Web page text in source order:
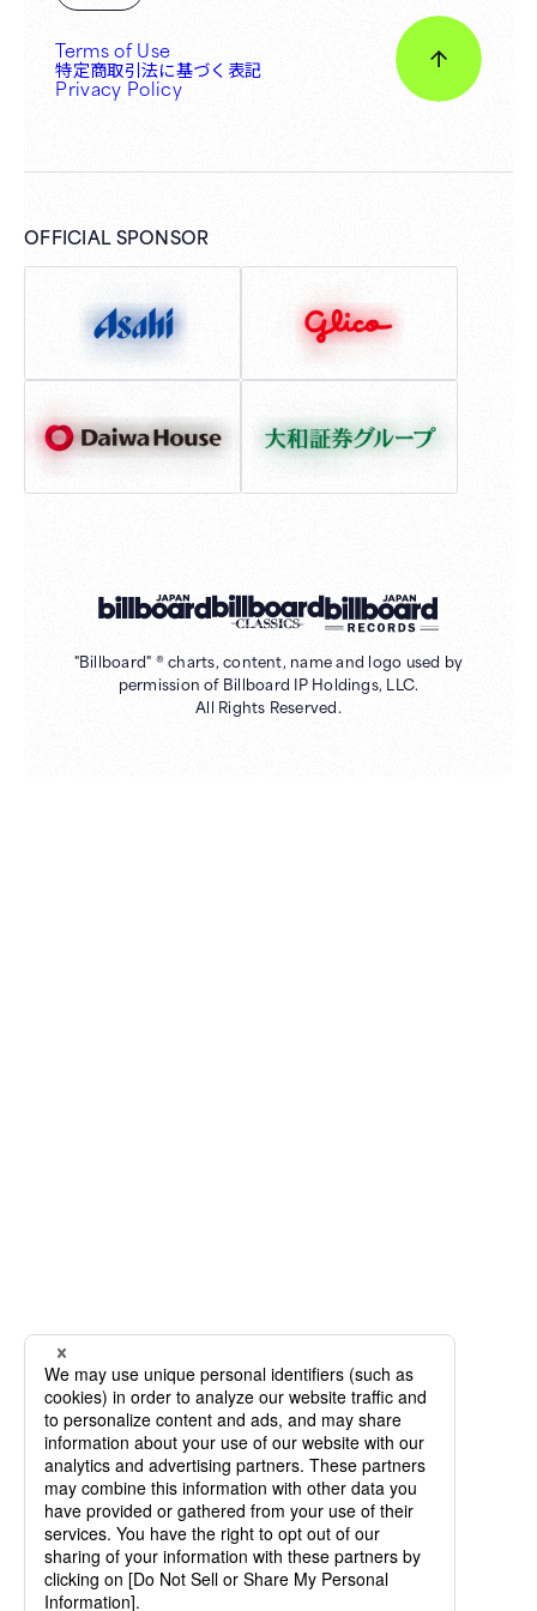
Terms of Use
特定商取引法に基づく表記
Privacy Policy
OFFICIAL SPONSOR
"Billboard" ® charts, content, name and logo used by
permission of Billboard IP Holdings, LLC.
All Rights Reserved.